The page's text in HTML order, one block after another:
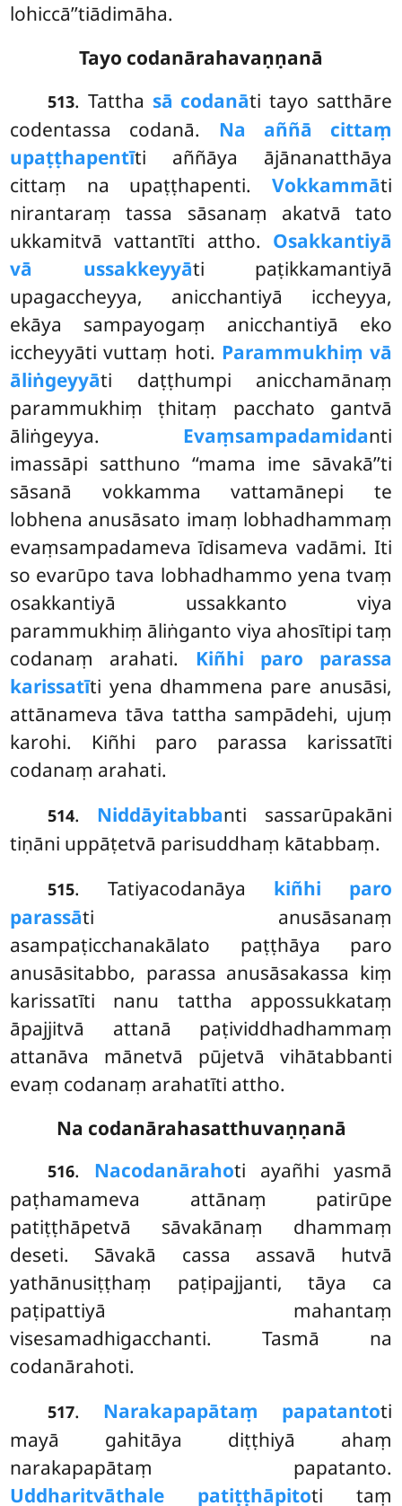
lohiccā’’tiādimāha.
Tayo codanārahavaṇṇanā
513. Tattha sā codanāti tayo satthāre
codentassa codanā. Na aññā cittaṃ
upaṭṭhapentīti aññāya ājānanatthāya
cittaṃ na upaṭṭhapenti. Vokkammāti
nirantaraṃ tassa sāsanaṃ akatvā tato
ukkamitvā vattantīti attho. Osakkantiyā
vā ussakkeyyāti paṭikkamantiyā
upagaccheyya, anicchantiyā iccheyya,
ekāya sampayogaṃ anicchantiyā eko
iccheyyāti vuttaṃ hoti. Parammukhiṃ vā
āliṅgeyyāti daṭṭhumpi anicchamānaṃ
parammukhiṃ ṭhitaṃ pacchato gantvā
āliṅgeyya. Evaṃsampadamidanti
imassāpi satthuno ‘‘mama ime sāvakā’’ti
sāsanā vokkamma vattamānepi te
lobhena anusāsato imaṃ lobhadhammaṃ
evaṃsampadameva īdisameva vadāmi. Iti
so evarūpo tava lobhadhammo yena tvaṃ
osakkantiyā ussakkanto viya
parammukhiṃ āliṅganto viya ahosītipi taṃ
codanaṃ arahati. Kiñhi paro parassa
karissatīti yena dhammena pare anusāsi,
attānameva tāva tattha sampādehi, ujuṃ
karohi. Kiñhi paro parassa karissatīti
codanaṃ arahati.
514. Niddāyitabbanti sassarūpakāni
tiṇāni uppāṭetvā parisuddhaṃ kātabbaṃ.
515. Tatiyacodanāya kiñhi paro
parassāti anusāsanaṃ
asampaṭicchanakālato paṭṭhāya paro
anusāsitabbo, parassa anusāsakassa kiṃ
karissatīti nanu tattha appossukkataṃ
āpajjitvā attanā paṭividdhadhammaṃ
attanāva mānetvā pūjetvā vihātabbanti
evaṃ codanaṃ arahatīti attho.
Na codanārahasatthuvaṇṇanā
516. Nacodanārahoti ayañhi yasmā
paṭhamameva attānaṃ patirūpe
patiṭṭhāpetvā sāvakānaṃ dhammaṃ
deseti. Sāvakā cassa assavā hutvā
yathānusiṭṭhaṃ paṭipajjanti, tāya ca
paṭipattiyā mahantaṃ
visesamadhigacchanti. Tasmā na
codanārahoti.
517. Narakapapātaṃ papatantoti
mayā gahitāya diṭṭhiyā ahaṃ
narakapapātaṃ papatanto.
Uddharitvāthale patiṭṭhāpitoti taṃ